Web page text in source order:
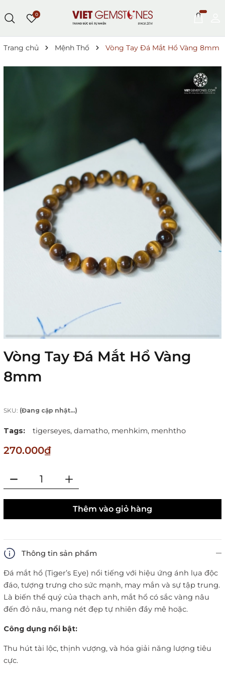
0
Trang chủ Mệnh Thổ Vòng Tay Đá Mắt Hổ Vàng 8mm
Vòng Tay Đá Mắt Hổ Vàng
8mm
SKU: (Đang cập nhật...)
Tags: tigerseyes, damatho, menhkim, menhtho
270.000₫
Thêm vào giỏ hàng
Thông tin sản phẩm
Đá mắt hổ (Tiger’s Eye) nổi tiếng với hiệu ứng ánh lụa độc
đáo, tượng trưng cho sức mạnh, may mắn và sự tập trung.
Là biến thể quý của thạch anh, mắt hổ có sắc vàng nâu
đến đỏ nâu, mang nét đẹp tự nhiên đầy mê hoặc.
Công dụng nổi bật:
Thu hút tài lộc, thịnh vượng, và hóa giải năng lượng tiêu
cực.